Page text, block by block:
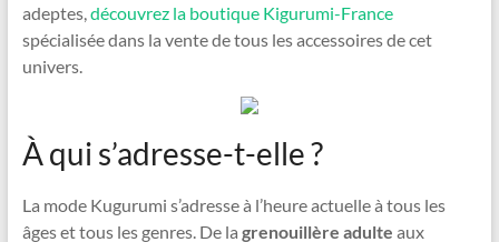
adeptes,découvrez la boutique Kigurumi-France
spécialisée dans la vente de tous les accessoires de cet
univers.
À qui s’adresse-t-elle ?
La mode Kugurumi s’adresse à l’heure actuelle à tous les
âges et tous les genres. De la grenouillère adulte aux